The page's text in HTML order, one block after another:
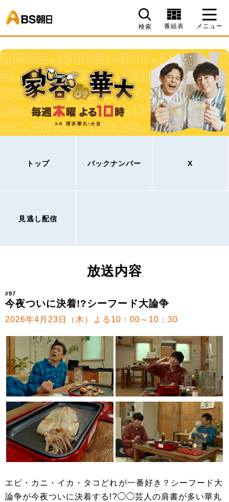
検索 番組表 メニュー
トップ バックナンバー X
見逃し配信
放送内容
#97
今夜ついに決着!?シーフード大論争
2026年4月23日（木）よる10：00～10：30
エビ・カニ・イカ・タコどれが一番好き？シーフード大
論争が今夜ついに決着する!?◯◯芸人の肩書が多い華丸